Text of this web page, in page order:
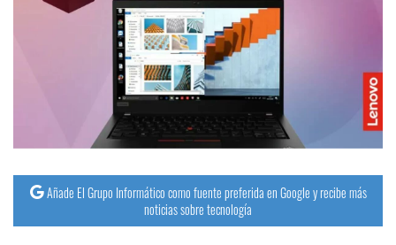
Plataformas
Trucos
y
Tutoriales
Añade El Grupo Informático como fuente preferida en Google y recibe más
noticias sobre tecnología